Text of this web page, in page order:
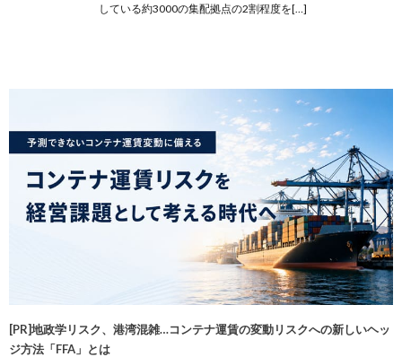
している約3000の集配拠点の2割程度を[…]
[PR]地政学リスク、港湾混雑…コンテナ運賃の変動リスクへの新しいヘッ
ジ方法「FFA」とは